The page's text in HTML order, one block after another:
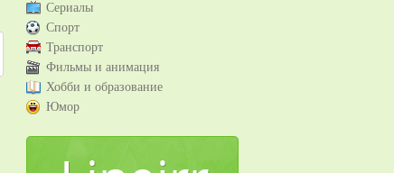
Сериалы
Спорт
Транспорт
Фильмы и анимация
Хобби и образование
Юмор